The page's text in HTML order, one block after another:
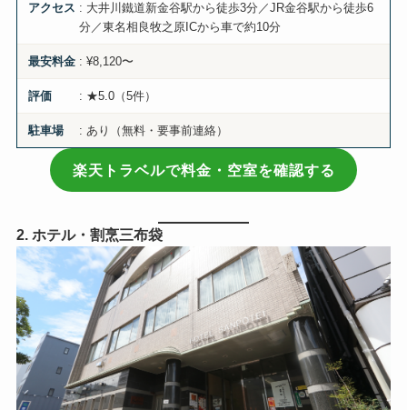
アクセス : 大井川鐵道新金谷駅から徒歩3分／JR金谷駅から徒歩6
分／東名相良牧之原ICから車で約10分
最安料金 : ¥8,120〜
評価 : ★5.0（5件）
駐車場 : あり（無料・要事前連絡）
楽天トラベルで料金・空室を確認する
2. ホテル・割烹三布袋